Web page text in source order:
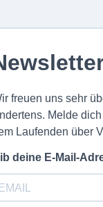
freuen uns sehr
Melde
Laufenden über
deine E-Mail-